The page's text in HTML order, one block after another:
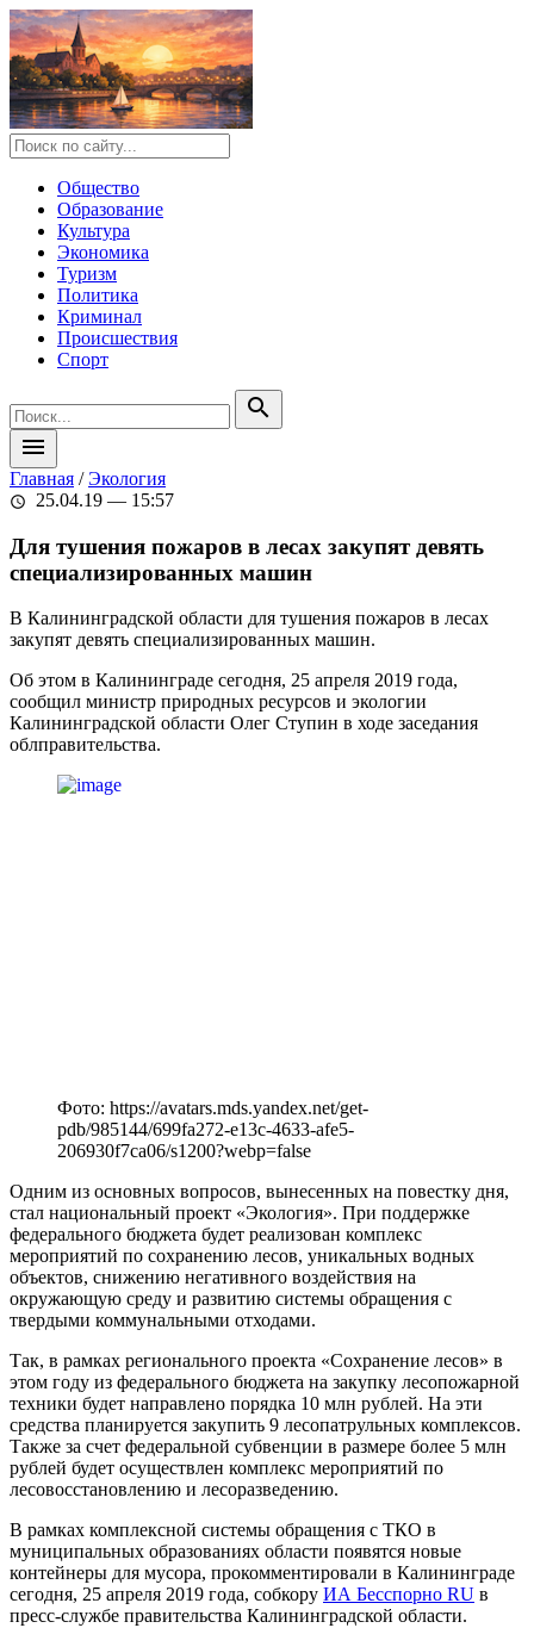
Общество
Образование
Культура
Экономика
Туризм
Политика
Криминал
Происшествия
Спорт
search
menu
Главная /Экология
schedule 25.04.19 — 15:57
Для тушения пожаров в лесах закупят девять
специализированных машин
В Калининградской области для тушения пожаров в лесах
закупят девять специализированных машин.
Об этом в Калининграде сегодня, 25 апреля 2019 года,
сообщил министр природных ресурсов и экологии
Калининградской области Олег Ступин в ходе заседания
облправительства.
Фото: https://avatars.mds.yandex.net/get-
pdb/985144/699fa272-e13c-4633-afe5-
206930f7ca06/s1200?webp=false
Одним из основных вопросов, вынесенных на повестку дня,
стал национальный проект «Экология». При поддержке
федерального бюджета будет реализован комплекс
мероприятий по сохранению лесов, уникальных водных
объектов, снижению негативного воздействия на
окружающую среду и развитию системы обращения с
твердыми коммунальными отходами.
Так, в рамках регионального проекта «Сохранение лесов» в
этом году из федерального бюджета на закупку лесопожарной
техники будет направлено порядка 10 млн рублей. На эти
средства планируется закупить 9 лесопатрульных комплексов.
Также за счет федеральной субвенции в размере более 5 млн
рублей будет осуществлен комплекс мероприятий по
лесовосстановлению и лесоразведению.
В рамках комплексной системы обращения с ТКО в
муниципальных образованиях области появятся новые
контейнеры для мусора, прокомментировали в Калининграде
сегодня, 25 апреля 2019 года, собкору ИА Бесспорно RU в
пресс-службе правительства Калининградской области.